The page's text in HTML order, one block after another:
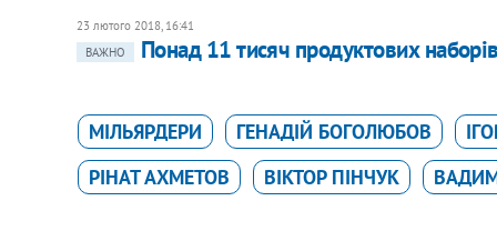
23 лютого 2018, 16:41
ВАЖНО
Понад 11 тисяч продуктових
МІЛЬЯРДЕРИ ГЕНАДІЙ БОГОЛЮБОВ
РІНАТ АХМЕТОВ
ВІКТОР ПІНЧУК